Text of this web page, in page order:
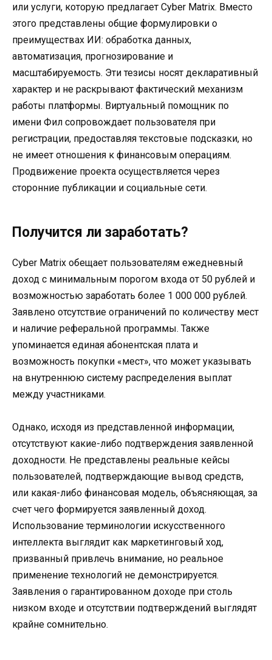
или услуги, которую предлагает Cyber Matrix. Вместо
этого представлены общие формулировки о
преимуществах ИИ: обработка данных,
автоматизация, прогнозирование и
масштабируемость. Эти тезисы носят декларативный
характер и не раскрывают фактический механизм
работы платформы. Виртуальный помощник по
имени Фил сопровождает пользователя при
регистрации, предоставляя текстовые подсказки, но
не имеет отношения к финансовым операциям.
Продвижение проекта осуществляется через
сторонние публикации и социальные сети.
Получится ли заработать?
Cyber Matrix обещает пользователям ежедневный
доход с минимальным порогом входа от 50 рублей и
возможностью заработать более 1 000 000 рублей.
Заявлено отсутствие ограничений по количеству мест
и наличие реферальной программы. Также
упоминается единая абонентская плата и
возможность покупки «мест», что может указывать
на внутреннюю систему распределения выплат
между участниками.
Однако, исходя из представленной информации,
отсутствуют какие-либо подтверждения заявленной
доходности. Не представлены реальные кейсы
пользователей, подтверждающие вывод средств,
или какая-либо финансовая модель, объясняющая, за
счет чего формируется заявленный доход.
Использование терминологии искусственного
интеллекта выглядит как маркетинговый ход,
призванный привлечь внимание, но реальное
применение технологий не демонстрируется.
Заявления о гарантированном доходе при столь
низком входе и отсутствии подтверждений выглядят
крайне сомнительно.